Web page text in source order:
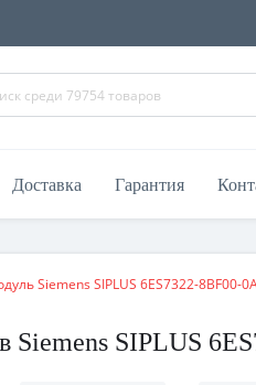
Доставка Гарантия
Siemens SIPLUS 6ES7322-8ВF00-
SIPLUS